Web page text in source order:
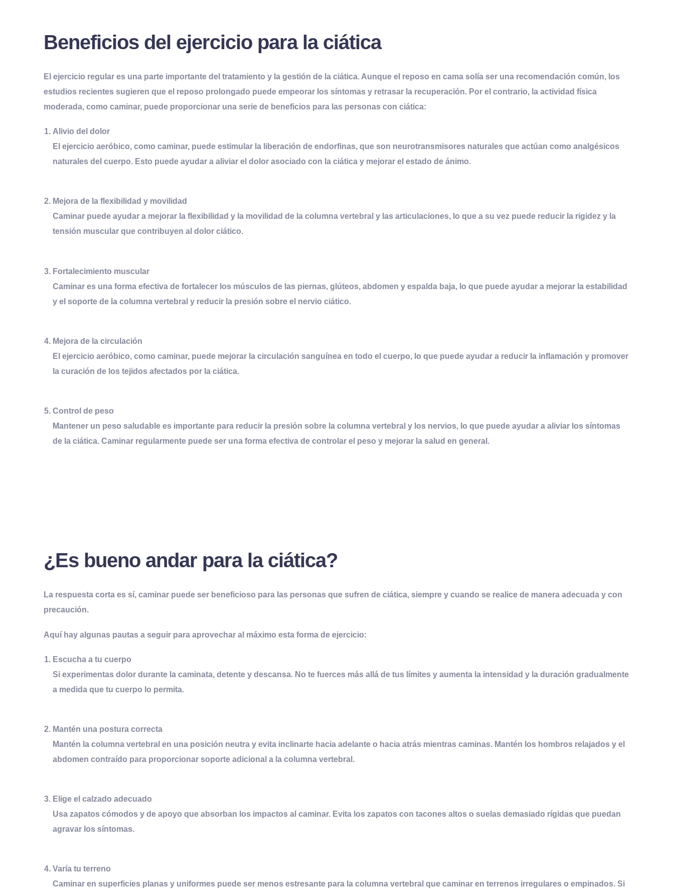
Beneficios del ejercicio para la ciática
El ejercicio regular es una parte importante del tratamiento y la gestión de la ciática. Aunque el reposo en cama solía ser una recomendación común, los
estudios recientes sugieren que el reposo prolongado puede empeorar los síntomas y retrasar la recuperación. Por el contrario, la actividad física
moderada, como caminar, puede proporcionar una serie de beneficios para las personas con ciática:
Alivio deldolor
El ejercicio aeróbico, como caminar, puede estimular la liberación de endorfinas, que son neurotransmisores naturales que actúan como analgésicos
naturales del cuerpo. Esto puede ayudar a aliviar el dolor asociado con la ciática y mejorar el estado de ánimo.
Mejora de laflexibilidad y movilidad
Caminar puede ayudar a mejorar la flexibilidad y la movilidad de la columna vertebral y las articulaciones, lo que a su vez puede reducir la rigidez y la
tensión muscular que contribuyen al dolor ciático.
Fortalecimiento muscular
Caminar es una forma efectiva de fortalecer los músculos de las piernas, glúteos, abdomen y espalda baja, lo que puede ayudar a mejorar la estabilidad
y el soporte de la columna vertebral y reducir la presión sobre el nervio ciático.
Mejora de lacirculación
El ejercicio aeróbico, como caminar, puede mejorar la circulación sanguínea en todo el cuerpo, lo que puede ayudar a reducir la inflamación y promover
la curación de los tejidos afectados por la ciática.
Control de peso
Mantener un peso saludable es importante para reducir la presión sobre la columna vertebral y los nervios, lo que puede ayudar a aliviar los síntomas
de la ciática. Caminar regularmente puede ser una forma efectiva de controlar el peso y mejorar la salud en general.
¿Es bueno andar para la ciática?
La respuesta corta es sí, caminar puede ser beneficioso para las personas que sufren de ciática, siempre y cuando se realice de manera adecuada y con
precaución.
Aquí hay algunas pautas a seguir para aprovechar al máximo esta forma de ejercicio:
Escucha a tucuerpo
Si experimentas dolor durante la caminata, detente y descansa. No te fuerces más allá de tus límites y aumenta la intensidad y la duración gradualmente
a medida que tu cuerpo lo permita.
Mantén una posturacorrecta
Mantén la columna vertebral en una posición neutra y evita inclinarte hacia adelante o hacia atrás mientras caminas. Mantén los hombros relajados y el
abdomen contraído para proporcionar soporte adicional a la columna vertebral.
Elige elcalzadoadecuado
Usa zapatos cómodos y de apoyo que absorban los impactos al caminar. Evita los zapatos con tacones altos o suelas demasiado rígidas que puedan
agravar los síntomas.
Varía tuterreno
Caminar en superficies planas y uniformes puede ser menos estresante para la columna vertebral que caminar en terrenos irregulares o empinados. Si